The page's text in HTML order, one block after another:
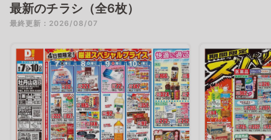
最新のチラシ（全6枚）
最終更新：2026/08/07